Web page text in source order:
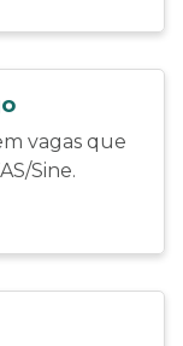
vagas que
Sine.